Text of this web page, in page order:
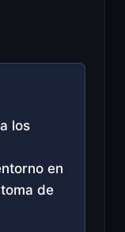
los
en
de